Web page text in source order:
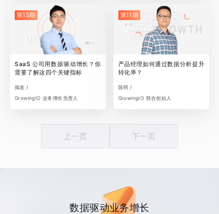
第15期
SaaS 公司用数据驱动增长？你
需要了解这四个关键指标
揭发 /
GrowingIO 业务增长负责人
第11期
产品经理如何通过数据分析提升
转化率？
陈明 /
GrowingIO 联合创始人
上一页 下一页
数据驱动业务增长